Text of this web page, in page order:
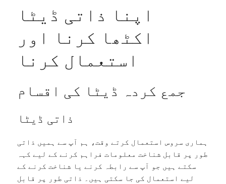
اپنا ذاتی ڈیٹا
اکٹھا کرنا اور
استعمال کرنا
جمع کردہ ڈیٹا کی اقسام
ذاتی ڈیٹا
ہماری سروس استعمال کرتے وقت، ہم آپ سے ہمیں ذاتی
طور پر قابل شناخت معلومات فراہم کرنے کے لیے کہہ
سکتے ہیں جو آپ سے رابطہ کرنے یا شناخت کرنے کے
لیے استعمال کی جا سکتی ہیں۔ ذاتی طور پر قابل